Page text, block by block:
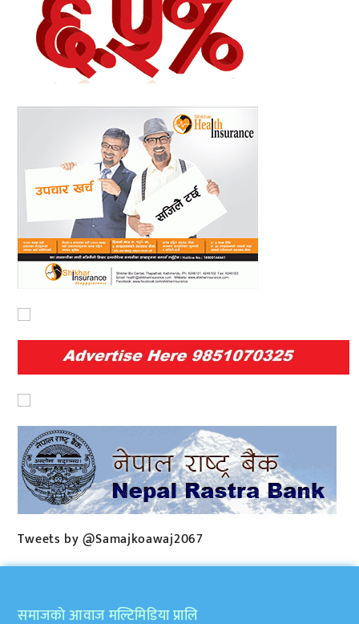
Tweets by @Samajkoawaj2067
समाजकाे आवाज मल्टिमिडिया प्रालि